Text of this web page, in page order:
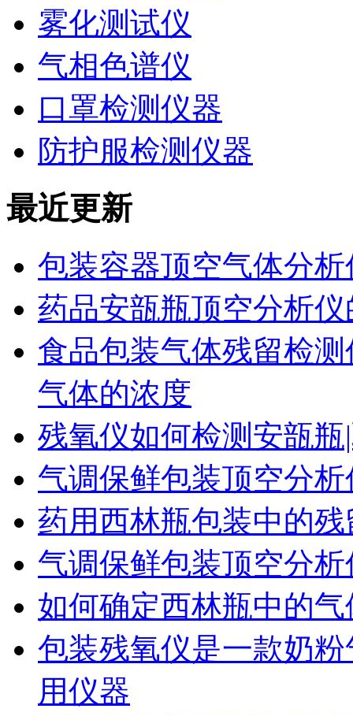
雾化测试仪
气相色谱仪
口罩检测仪器
防护服检测仪器
最近更新
包装容器顶空气体分
药品安瓿瓶顶空分析
食品包装气体残留检
气体的浓度
残氧仪如何检测安瓿
气调保鲜包装顶空分
药用西林瓶包装中的
气调保鲜包装顶空分
如何确定西林瓶中的
包装残氧仪是一款奶
用仪器